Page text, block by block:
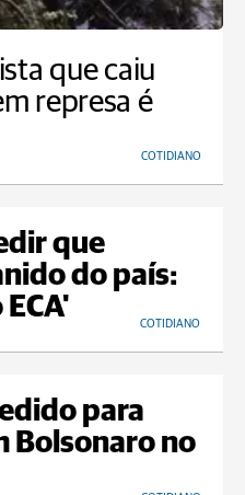
que caiu
represa é
COTIDIANO
que
do país:
COTIDIANO
para
Bolsonaro no